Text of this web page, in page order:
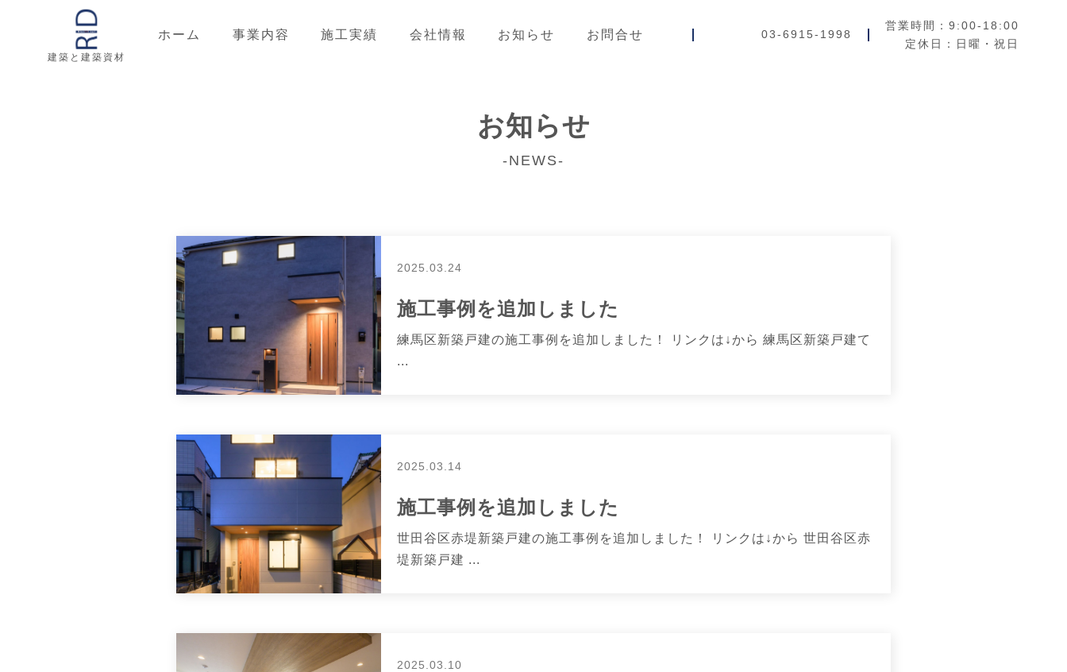
建築と建築資材
ホーム 事業内容 施工実績 会社情報 お知らせ お問合せ 03-6915-1998
営業時間：9:00-18:00
定休日：日曜・祝日
お知らせ
-NEWS-
2025.03.24
施工事例を追加しました
練馬区新築戸建の施工事例を追加しました！ リンクは↓から 練馬区新築戸建て
...
2025.03.14
施工事例を追加しました
世田谷区赤堤新築戸建の施工事例を追加しました！ リンクは↓から 世田谷区赤
堤新築戸建 ...
2025.03.10